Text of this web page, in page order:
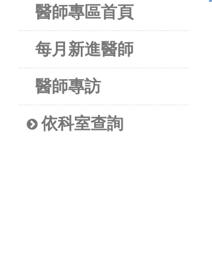
醫師專區首頁
每月新進醫師
醫師專訪
依科室查詢